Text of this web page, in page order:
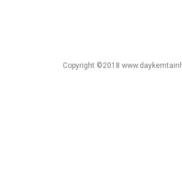
Copyright ©2018